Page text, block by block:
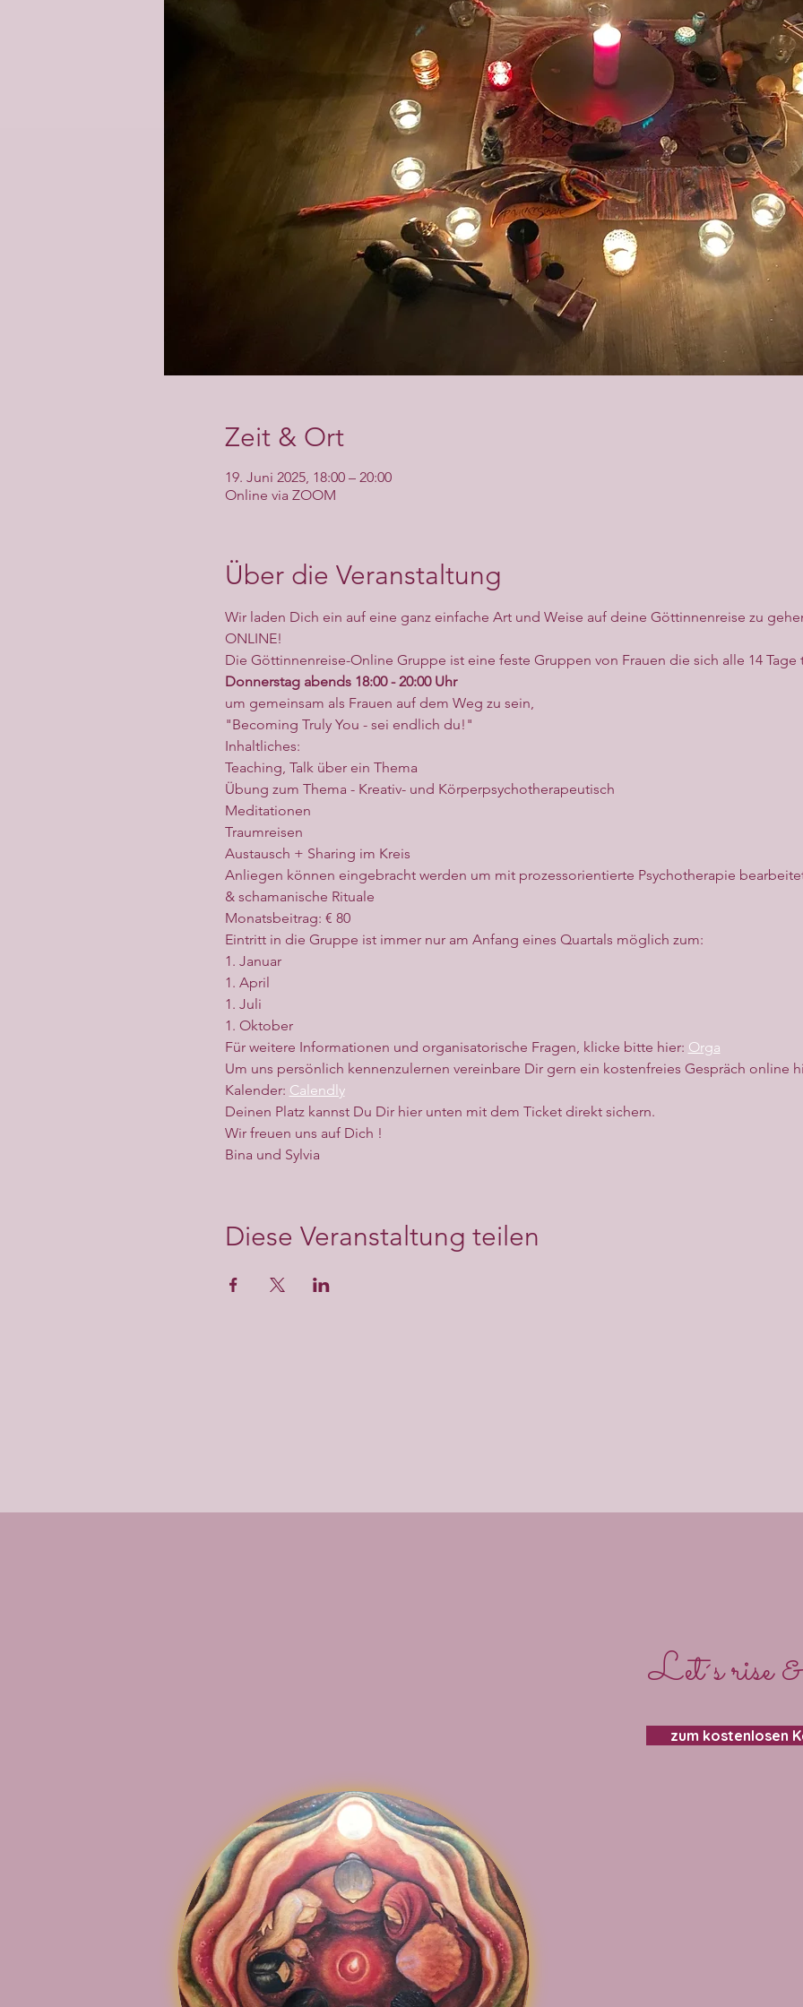
Zeit & Ort
19. Juni 2025, 18:00 – 20:00
Online via ZOOM
Über die Veranstaltung
Wir laden Dich ein auf eine ganz einfache Art und Weise auf deine Göttinnenreise zu
ONLINE!
Die Göttinnenreise-Online Gruppe ist eine feste Gruppen von Frauen die sich alle 14 Tage
Donnerstag abends 18:00 - 20:00 Uhr
um gemeinsam als Frauen auf dem Weg zu sein,
"Becoming Truly You - sei endlich du!"
Inhaltliches:
Teaching, Talk über ein Thema
Übung zum Thema - Kreativ- und Körperpsychotherapeutisch
Meditationen
Traumreisen
Austausch + Sharing im Kreis
Anliegen können eingebracht werden um mit prozessorientierte Psychotherapie
& schamanische Rituale
Monatsbeitrag: € 80
Eintritt in die Gruppe ist immer nur am Anfang eines Quartals möglich zum:
1. Januar
1. April
1. Juli
1. Oktober
Für weitere Informationen und organisatorische Fragen, klicke bitte hier: Orga
Um uns persönlich kennenzulernen vereinbare Dir gern ein kostenfreies Gespräch online
Kalender: Calendly
Deinen Platz kannst Du Dir hier unten mit dem Ticket direkt sichern.
Wir freuen uns auf Dich !
Bina und Sylvia
Diese Veranstaltung teilen
Let´s rise
zum kostenlosen